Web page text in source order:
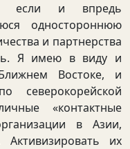
если и впредь
одностороннюю
и партнерства
Я имею в виду и
Востоке, и
северокорейской
«контактные
в Азии,
их